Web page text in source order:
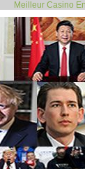
Meilleur Casino